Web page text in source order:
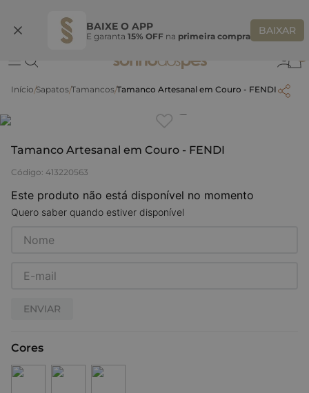
BAIXE O APP
E garanta 15% OFF na primeira compra BAIXAR
Ganhe 10% OFF na coleção utilizando o código do seu vendedor*
Sapatos Tamancos Tamanco Artesanal em Couro - FENDI
Tamanco Artesanal em Couro - FENDI
Código: 413220563
Este produto não está disponível no momento
Quero saber quando estiver disponível
ENVIAR
Cores